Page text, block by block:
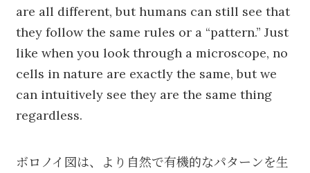
are all different, but humans can still see that
they follow the same rules or a “pattern.” Just
like when you look through a microscope, no
cells in nature are exactly the same, but we
can intuitively see they are the same thing
regardless.
ボロノイ図は、より自然で有機的なパターンを生